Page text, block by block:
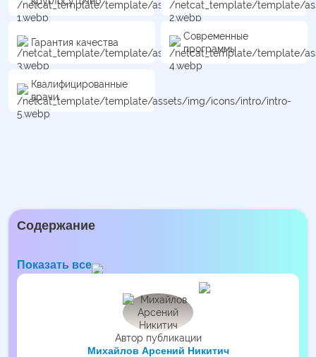
Гарантия качества
Современные
программы
Квалифицированные
врачи
Содержание
Показать все
Автор публикации
Михайлов Арсений Никитич